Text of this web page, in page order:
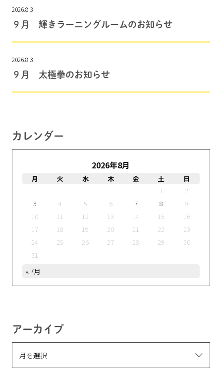
2026.8.3
９月 輝きラーニングルームのお知らせ
2026.8.3
９月 太極拳のお知らせ
カレンダー
2026年8月
月 火 水 木 金 土
日
1
2
3
4 5 6 7 8
9
10
11 12 13 14 15
16
17
18 19 20 21 22
23
24
25 26 27 28 29
30
31
« 7月
アーカイブ